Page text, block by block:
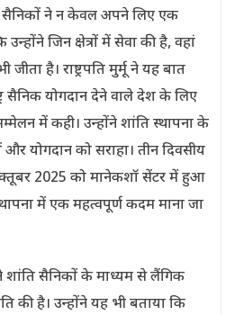
सैनिकों ने न केवल अपने लिए एक
जिन क्षेत्रों में सेवा की है, वहां
है। राष्ट्रपति मुर्मू ने यह बात
सैनिक योगदान देने वाले देश के लिए
में कही। उन्होंने शांति स्थापना के
और योगदान को सराहा। तीन दिवसीय
2025 को मानेकशॉ सेंटर में हुआ
में एक महत्वपूर्ण कदम माना जा
ने शांति सैनिकों के माध्यम से लैंगिक
की है। उन्होंने यह भी बताया कि